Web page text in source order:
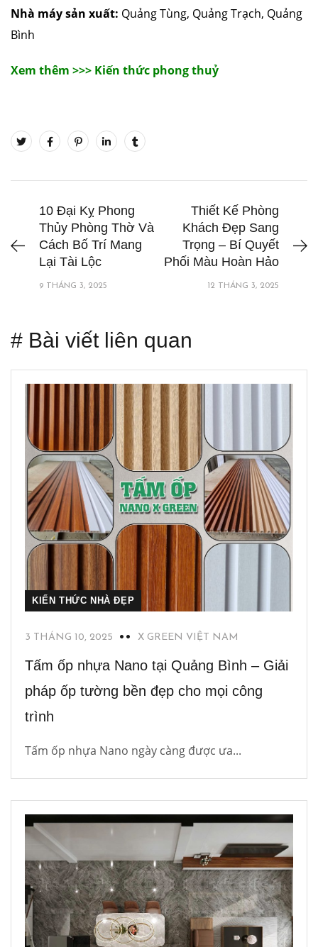
Nhà máy sản xuất: Quảng Tùng, Quảng Trạch, Quảng
Bình
Xem thêm >>> Kiến thức phong thuỷ
10 Đại Kỵ Phong
Thủy Phòng Thờ Và
Cách Bố Trí Mang
Lại Tài Lộc
9 THÁNG 3, 2025
Thiết Kế Phòng
Khách Đẹp Sang
Trọng – Bí Quyết
Phối Màu Hoàn Hảo
12 THÁNG 3, 2025
# Bài viết liên quan
KIẾN THỨC NHÀ ĐẸP
3 THÁNG 10, 2025 X GREEN VIỆT NAM
Tấm ốp nhựa Nano tại Quảng Bình – Giải
pháp ốp tường bền đẹp cho mọi công
trình
Tấm ốp nhựa Nano ngày càng được ưa...